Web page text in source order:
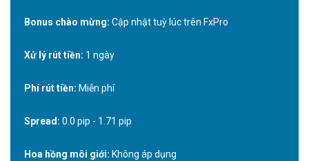
Bonus chào mừng: Cập nhật tuỳ lúc trên FxPro
Xử lý rút tiền: 1 ngày
Phí rút tiền: Miễn phí
Spread: 0.0 pip - 1.71 pip
Hoa hồng môi giới: Không áp dụng